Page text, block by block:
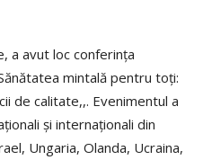
a avut loc conferința
mintală pentru toți:
de calitate,,. Evenimentul a
și internaționali din
Ungaria, Olanda, Ucraina,